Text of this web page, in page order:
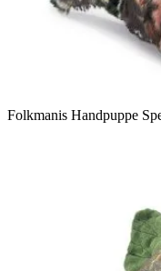
Folkmanis Handpuppe